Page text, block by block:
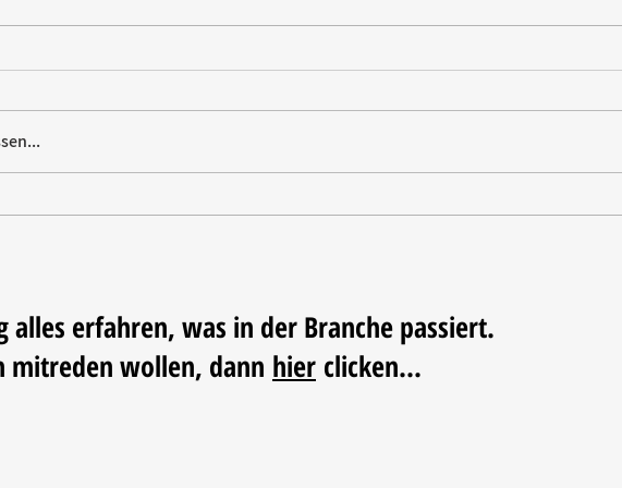
die
Tischdekoration mit Mehrwert:
alles erfahren, was in der Branche passiert.
mitreden wollen, dann hier clicken...